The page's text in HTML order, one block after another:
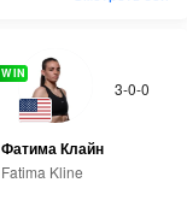
3-0-0
WIN
Фатима Клайн
Fatima Kline